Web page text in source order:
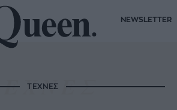
NEWSLETTER
ΤΕΧΝΕΣ